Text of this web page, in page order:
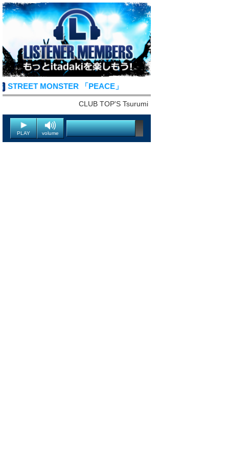
STREET MONSTER 「PEACE」
CLUB TOP'S Tsurumi
PLAY volume